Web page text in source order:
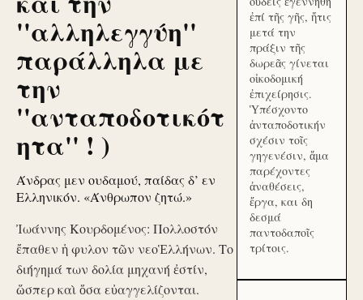
''αλληλεγγύη''
παράλληλα με
την
''ανταποδοτικότ
ητα'' ! )
Άνδρας μεν ουδαμού, παίδας δ’ εν
Ελληνικόν. «Άνθρωπον ζητώ.»
Ἰωάννης Κουρδομένος: Πολλοστόν
ἔπαθεν ἡ φυλον τῶν νεοἙλλήνων. Το
διήγημά των δολία μηχανή ἐστίν,
ὥσπερ καὶ ὅσα εὐαγγελίζονται.
ἐπί τῆς γῆς, ἥτις
μετά την
πράξιν τῆς
δωρεᾶς γίνεται
οἰκοδομική
ἐπιχείρησις.
Ὑπέσχοντο
ἀνταποδοτικήν
σχέσιν τοῖς
γηγενέσιν, ἅμα
παρέχοντες
ἀναθέσεις,
ἔργα, και δη
δεσμά
παντοδαποῖς
τρίτοις.